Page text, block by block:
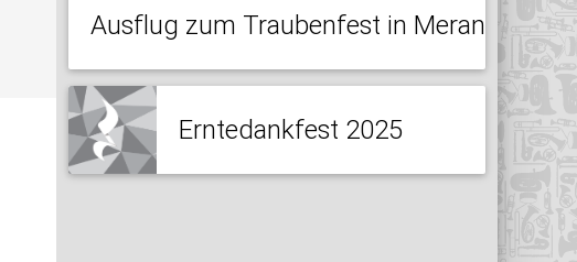
Ausflug zum Traubenfest in Meran
Erntedankfest 2025